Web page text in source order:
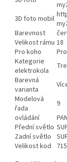
3D foto mobil
Barevnost
Velikost rámu 18
Pro koho
Kategorie
elektrokola
Barevná
varianta
Modelová
řada
9
ovládání
Přední světlo
Zadní světlo
Velikost kod